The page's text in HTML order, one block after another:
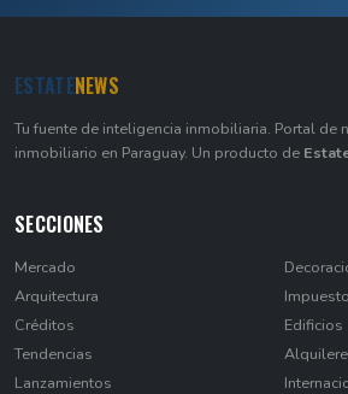
ESTATENEWS
Tu fuente de inteligencia inmobiliaria. Portal de
inmobiliario en Paraguay. Un producto de
SECCIONES
Mercado
Arquitectura
Créditos
Tendencias
Lanzamientos
Edificios